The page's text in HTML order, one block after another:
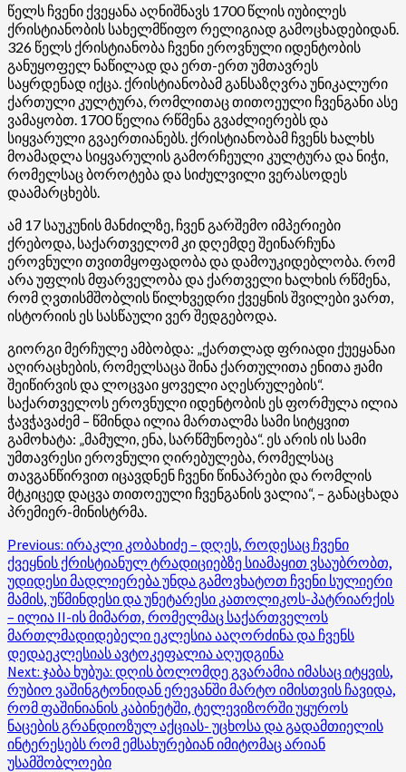
წელს ჩვენი ქვეყანა აღნიშნავს 1700 წლის იუბილეს
ქრისტიანობის სახელმწიფო რელიგიად გამოცხადებიდან.
326 წელს ქრისტიანობა ჩვენი ეროვნული იდენტობის
განუყოფელ ნაწილად და ერთ-ერთ უმთავრეს
საყრდენად იქცა. ქრისტიანობამ განსაზღვრა უნიკალური
ქართული კულტურა, რომლითაც თითოეული ჩვენგანი ასე
ვამაყობთ. 1700 წელია რწმენა გვაძლიერებს და
სიყვარული გვაერთიანებს. ქრისტიანობამ ჩვენს ხალხს
მოამადლა სიყვარულის გამორჩეული კულტურა და ნიჭი,
რომელსაც ბოროტება და სიძულვილი ვერასოდეს
დაამარცხებს.
ამ 17 საუკუნის მანძილზე, ჩვენ გარშემო იმპერიები
ქრებოდა, საქართველომ კი დღემდე შეინარჩუნა
ეროვნული თვითმყოფადობა და დამოუკიდებლობა. რომ
არა უფლის მფარველობა და ქართველი ხალხის რწმენა,
რომ ღვთისმშობლის წილხვედრი ქვეყნის შვილები ვართ,
ისტორიის ეს სასწაული ვერ შედგებოდა.
გიორგი მერჩულე ამბობდა: „ქართლად ფრიადი ქუეყანაი
აღირაცხების, რომელსაცა შინა ქართულითა ენითა ჟამი
შეიწირვის და ლოცვაი ყოველი აღესრულების“.
საქართველოს ეროვნული იდენტობის ეს ფორმულა ილია
ჭავჭავაძემ – წმინდა ილია მართალმა სამი სიტყვით
გამოხატა: „მამული, ენა, სარწმუნოება“. ეს არის ის სამი
უმთავრესი ეროვნული ღირებულება, რომელსაც
თავგანწირვით იცავდნენ ჩვენი წინაპრები და რომლის
მტკიცედ დაცვა თითოეული ჩვენგანის ვალია“, – განაცხადა
პრემიერ-მინისტრმა.
Post
navigation
Previous: ირაკლი კობახიძე – დღეს, როდესაც ჩვენი
ქვეყნის ქრისტიანულ ტრადიციებზე სიამაყით ვსაუბრობთ,
უდიდესი მადლიერება უნდა გამოვხატოთ ჩვენი სულიერი
მამის, უწმინდესი და უნეტარესი კათოლიკოს-პატრიარქის
– ილია II-ის მიმართ, რომელმაც საქართველოს
მართლმადიდებელი ეკლესია ააღორძინა და ჩვენს
დედაეკლესიას ავტოკეფალია აღუდგინა
Next: ჯაბა ხუბუა: დღის ბოლომდე გვარამია იმასაც იტყვის,
რუბიო ვაშინგტონიდან ერევანში მარტო იმისთვის ჩავიდა,
რომ ფაშინიანის კაბინეტში, ტელევიზორში უყუროს
ნაცების გრანდიოზულ აქციას- უცხოსა და გადამთიელის
ინტერესებს რომ ემსახურებიან იმიტომაც არიან
უსამშობლოები